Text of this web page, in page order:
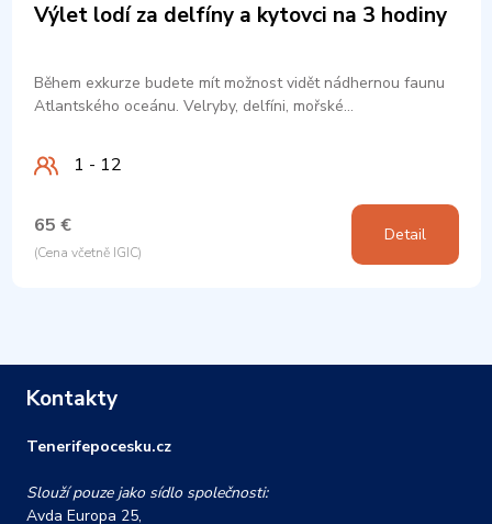
Výlet lodí za delfíny a kytovci na 3 hodiny
Během exkurze budete mít možnost vidět nádhernou faunu
Atlantského oceánu. Velryby, delfíni, mořské…
1 - 12
65 €
(Cena včetně IGIC)
Detail
Kontakty
Tenerifepocesku.cz
Slouží pouze jako sídlo společnosti:
Avda Europa 25,